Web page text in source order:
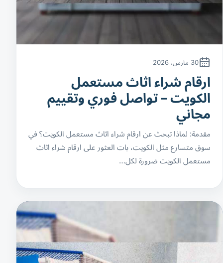
30 مارس، 2026
ارقام شراء اثاث مستعمل
الكويت – تواصل فوري وتقييم
مجاني
مقدمة: لماذا تبحث عن ارقام شراء اثاث مستعمل الكويت؟ في
سوق متسارع مثل الكويت، بات العثور على ارقام شراء اثاث
مستعمل الكويت ضرورة لكل…